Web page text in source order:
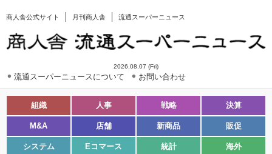
商人舎公式サイト 月刊商人舎 流通スーパーニュース
2026.08.07 (Fri)
流通スーパーニュースについて お問い合わせ
組織 人事 戦略 決算
M&A 店舗 新商品 販促
システム Eコマース 統計 海外